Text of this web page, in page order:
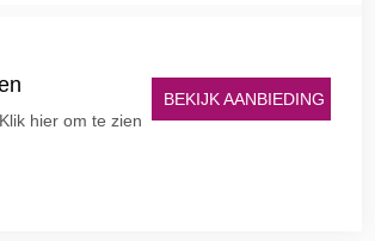
hier om te zien
BEKIJK AANBIEDING